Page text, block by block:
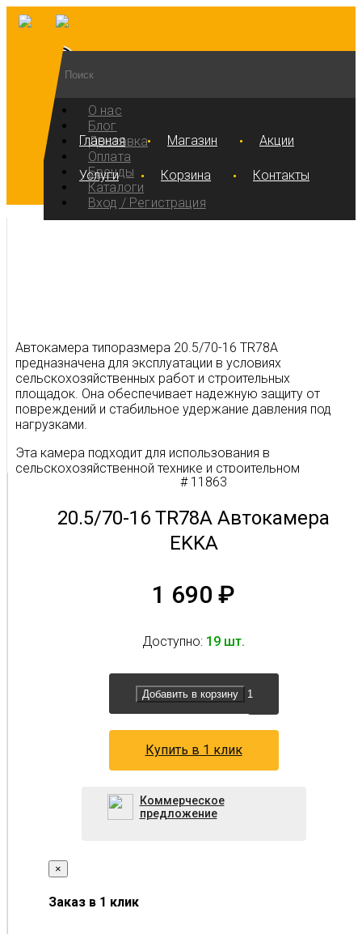
О нас
Блог
Доставка
Оплата
Бренды
Каталоги
Вход / Регистрация
Главная Магазин Акции
Услуги Корзина Контакты
Автокамера типоразмера 20.5/70-16 TR78A
предназначена для эксплуатации в условиях
сельскохозяйственных работ и строительных
площадок. Она обеспечивает надежную защиту от
повреждений и стабильное удержание давления под
нагрузками.
Эта камера подходит для использования в
сельскохозяйственной технике и строительном
оборудовании. Ее конструкция рассчитана на
на грунтовых дорогах и строительных площадках, где
обычные камеры могут быстро выходить из строя.
устанавливаемыми на диски диаметром 16 дюймов.
# 11863
20.5/70-16 TR78A Автокамера
EKKA
1 690 ₽
Доступно: 19 шт.
Добавить в корзину
Купить в 1 клик
Коммерческое
предложение
×
Заказ в 1 клик